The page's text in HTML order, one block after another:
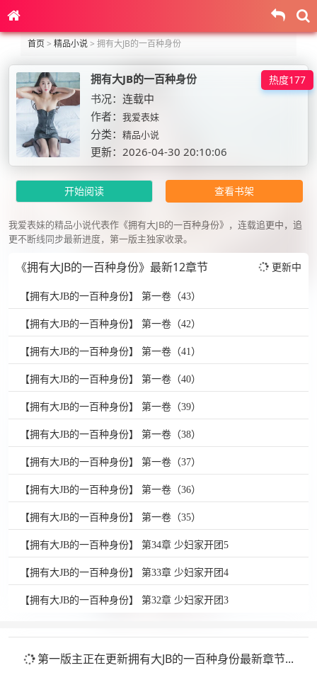
首页> 精品小说> 拥有大JB的一百种身份
拥有大JB的一百种身份
书况：连载中
作者： 我爱表妹
分类： 精品小说
更新：2026-04-30 20:10:06
热度177
开始阅读 查看书架
我爱表妹的精品小说代表作《拥有大JB的一百种身份》，连载追更中，追
更不断线同步最新进度，第一版主独家收录。
《拥有大JB的一百种身份》最新12章节 更新中
【拥有大JB的一百种身份】 第一卷（43）
【拥有大JB的一百种身份】 第一卷（42）
【拥有大JB的一百种身份】 第一卷（41）
【拥有大JB的一百种身份】 第一卷（40）
【拥有大JB的一百种身份】 第一卷（39）
【拥有大JB的一百种身份】 第一卷（38）
【拥有大JB的一百种身份】 第一卷（37）
【拥有大JB的一百种身份】 第一卷（36）
【拥有大JB的一百种身份】 第一卷（35）
【拥有大JB的一百种身份】 第34章 少妇家开团5
【拥有大JB的一百种身份】 第33章 少妇家开团4
【拥有大JB的一百种身份】 第32章 少妇家开团3
第一版主正在更新拥有大JB的一百种身份最新章节...